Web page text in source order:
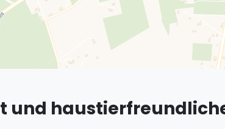
und